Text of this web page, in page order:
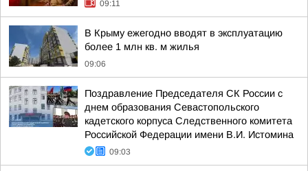
09:11
В Крыму ежегодно вводят в эксплуатацию
более 1 млн кв. м жилья
09:06
Поздравление Председателя СК России с
днем образования Севастопольского
кадетского корпуса Следственного комитета
Российской Федерации имени В.И. Истомина
09:03